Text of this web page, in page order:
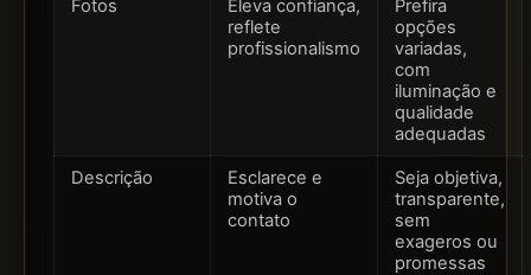
Fotos
Eleva confiança,
reflete
profissionalismo
Prefira
opções
variadas,
com
iluminação e
qualidade
adequadas
Descrição
Esclarece e
motiva o
contato
Seja objetiva,
transparente,
sem
exageros ou
promessas